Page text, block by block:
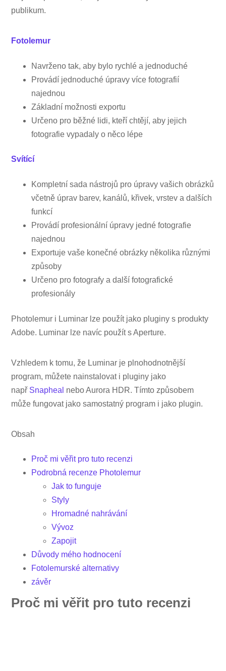
publikum.
Fotolemur
Navrženo tak, aby bylo rychlé a jednoduché
Provádí jednoduché úpravy více fotografií
najednou
Základní možnosti exportu
Určeno pro běžné lidi, kteří chtějí, aby jejich
fotografie vypadaly o něco lépe
Svítící
Kompletní sada nástrojů pro úpravy vašich obrázků
včetně úprav barev, kanálů, křivek, vrstev a dalších
funkcí
Provádí profesionální úpravy jedné fotografie
najednou
Exportuje vaše konečné obrázky několika různými
způsoby
Určeno pro fotografy a další fotografické
profesionály
Photolemur i Luminar lze použít jako pluginy s produkty
Adobe. Luminar lze navíc použít s Aperture.
Vzhledem k tomu, že Luminar je plnohodnotnější
program, můžete nainstalovat i pluginy jako
např Snapheal nebo Aurora HDR. Tímto způsobem
může fungovat jako samostatný program i jako plugin.
Obsah
Proč mi věřit pro tuto recenzi
Podrobná recenze Photolemur
Jak to funguje
Styly
Hromadné nahrávání
Vývoz
Zapojit
Důvody mého hodnocení
Fotolemurské alternativy
závěr
Proč mi věřit pro tuto recenzi